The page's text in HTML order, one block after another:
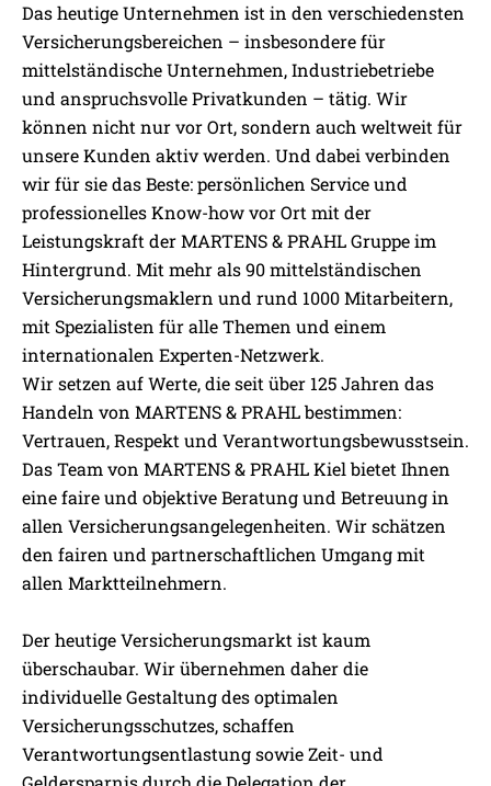
Das heutige Unternehmen ist in den verschiedensten
Versicherungsbereichen – insbesondere für
mittelständische Unternehmen, Industriebetriebe
und anspruchsvolle Privatkunden – tätig. Wir
können nicht nur vor Ort, sondern auch weltweit für
unsere Kunden aktiv werden. Und dabei verbinden
wir für sie das Beste: persönlichen Service und
professionelles Know-how vor Ort mit der
Leistungskraft der MARTENS & PRAHL Gruppe im
Hintergrund. Mit mehr als 90 mittelständischen
Versicherungsmaklern und rund 1000 Mitarbeitern,
mit Spezialisten für alle Themen und einem
internationalen Experten-Netzwerk.
Wir setzen auf Werte, die seit über 125 Jahren das
Handeln von MARTENS & PRAHL bestimmen:
Vertrauen, Respekt und Verantwortungsbewusstsein.
Das Team von MARTENS & PRAHL Kiel bietet Ihnen
eine faire und objektive Beratung und Betreuung in
allen Versicherungsangelegenheiten. Wir schätzen
den fairen und partnerschaftlichen Umgang mit
allen Marktteilnehmern.
Der heutige Versicherungsmarkt ist kaum
überschaubar. Wir übernehmen daher die
individuelle Gestaltung des optimalen
Versicherungsschutzes, schaffen
Verantwortungsentlastung sowie Zeit- und